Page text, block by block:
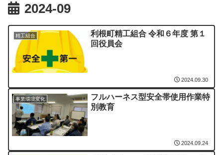
2024-09
精工組合
利根町精工組合 令和６年度 第１
回役員会
2024.09.30
事業環境変化
フルハーネス型安全帯使用作業特
別教育
2024.09.24